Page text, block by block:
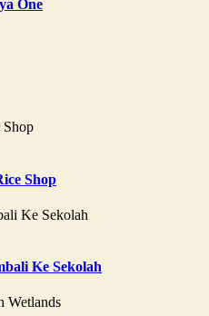
One
Shop
Ke Sekolah